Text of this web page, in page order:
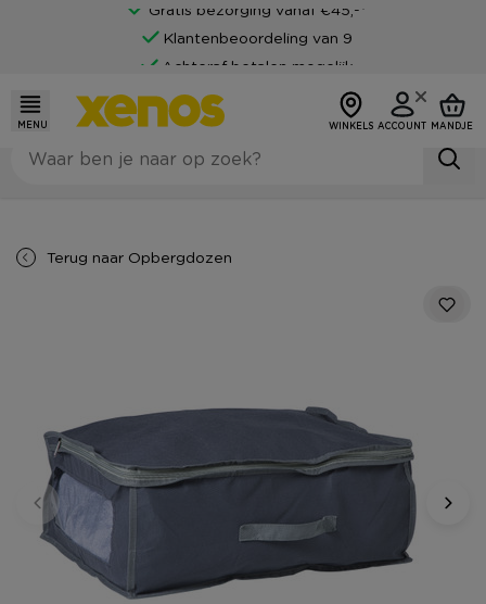
Gratis bezorging vanaf €45,-*
Klantenbeoordeling van 9
Achteraf betalen mogelijk
MENU WINKELS ACCOUNT MANDJE
Terug naar Opbergdozen